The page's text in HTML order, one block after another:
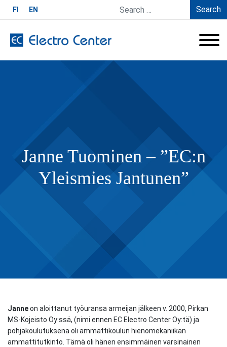
FI EN
Search
Janne Tuominen – ”EC:n
Yleismies Jantunen”
Janneon aloittanut työuransa armeijan jälkeen v. 2000, Pirkan
MS-Kojeisto Oy:ssä, (nimi ennen EC Electro Center Oy:tä) ja
pohjakoulutuksena oli ammattikoulun hienomekaniikan
ammattitutkinto. Tämä oli hänen ensimmäinen varsinainen